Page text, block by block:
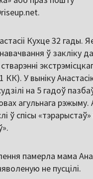
Кухце 32 гады.
ў закліку
КК). У выніку
на 5 гадоў
агульнага рэжыму.
ў спісы «тэрарыстаў»
памерла мама
не пусцілі.